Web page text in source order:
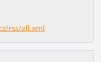
rss/all.xml